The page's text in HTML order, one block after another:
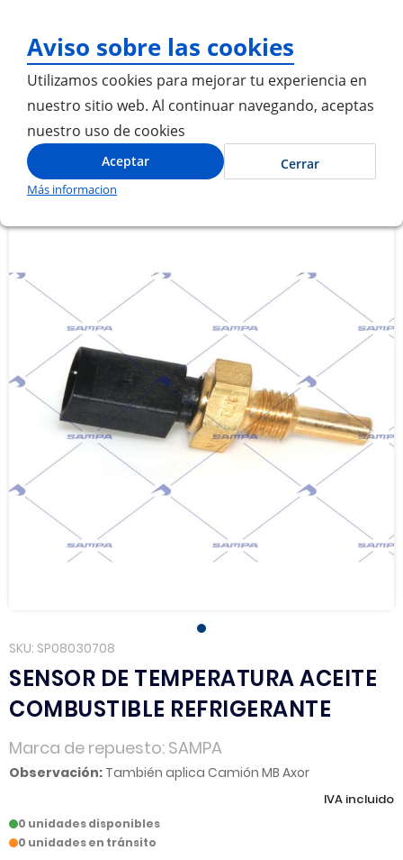
Aviso sobre las cookies
Utilizamos cookies para mejorar tu experiencia en
nuestro sitio web. Al continuar navegando, aceptas
nuestro uso de cookies
Aceptar Cerrar
Más informacion
Inicio
SENSOR DE TEMPERATURA ACEITE COMBUSTIBLE
SKU SP08030708
SENSOR DE TEMPERATURA ACEITE
COMBUSTIBLE REFRIGERANTE
Marca de repuesto SAMPA
Observación: También aplica Camión MB Axor
IVA incluido
0 unidades disponibles
0 unidades en tránsito
Saltar
final
imágenes
Saltar
comienzo
imágenes